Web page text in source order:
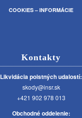
COOKIES – INFORMÁCIE
Kontakty
Likvidácia poistných udalostí:
skody@insr.sk
+421 902 978 013
Obchodné oddelenie: